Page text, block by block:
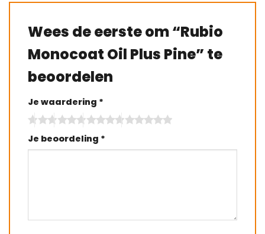
Wees de eerste om “Rubio
Monocoat Oil Plus Pine” te
beoordelen
Je waardering *
Je beoordeling *